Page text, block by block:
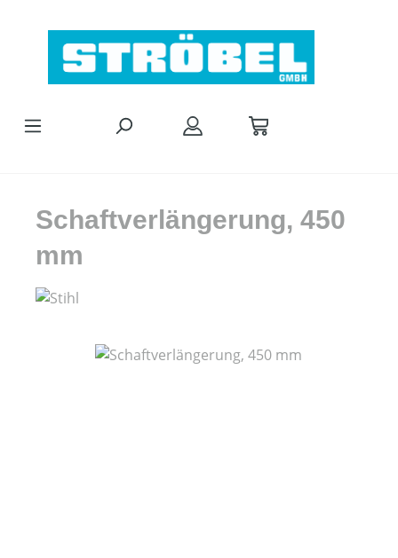
Schaftverlängerung, 450
mm
Bildergalerie überspringen